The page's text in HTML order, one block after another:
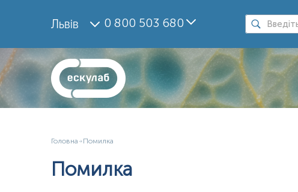
Львів 0 800 503 680
Головна Помилка
Помилка